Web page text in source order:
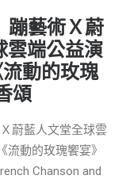
蹦藝術Ｘ蔚
雲端公益演
動的玫瑰
頌
Ｘ蔚藍人文堂全球雲
流動的玫瑰饗宴》
Chanson and